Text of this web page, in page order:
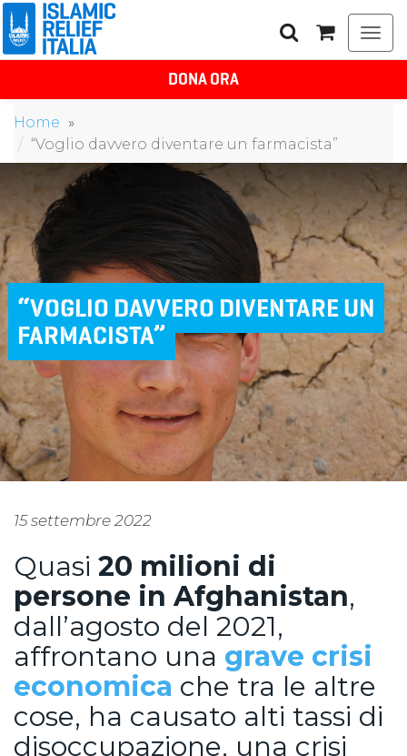
DONA ORA
Home
“Voglio davvero diventare un farmacista”
“VOGLIO DAVVERO DIVENTARE UN
FARMACISTA”
15 settembre 2022
Quasi 20 milioni di
persone in Afghanistan,
dall’agosto del 2021,
affrontano una grave crisi
economica che tra le altre
cose, ha causato alti tassi di
disoccupazione, una crisi